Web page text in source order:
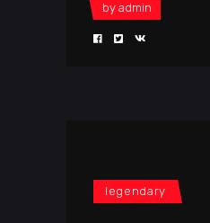
by admin
legendary